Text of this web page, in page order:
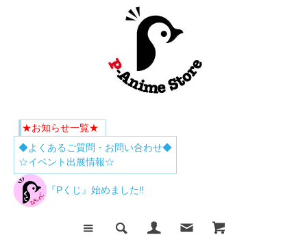
★お知らせ一覧★
◆よくあるご質問・お問い合わせ◆
☆イベント出展情報☆
『Pくじ』始めました‼